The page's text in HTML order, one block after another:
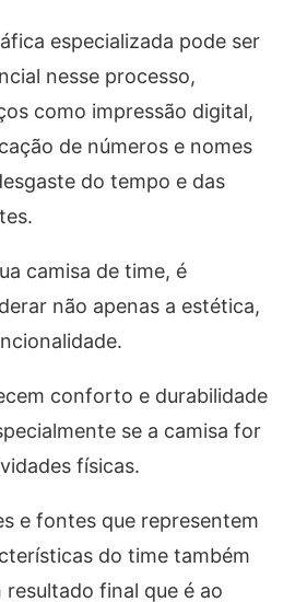
especializada pode ser
nesse processo,
como impressão digital,
de números e nomes
do tempo e das
camisa de time, é
não apenas a estética,
conforto e durabilidade
se a camisa for
físicas.
e fontes que representem
do time também
final que é ao